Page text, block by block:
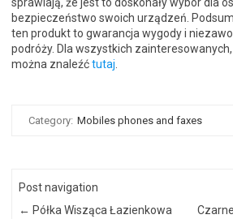
bezpieczeństwo swoich urządzeń.
ten produkt to gwarancja wygody i
podróży. Dla wszystkich
można znaleźćtutaj
Category: Mobiles phones and faxes
Post navigation
← Półka Wisząca Łazienkowa